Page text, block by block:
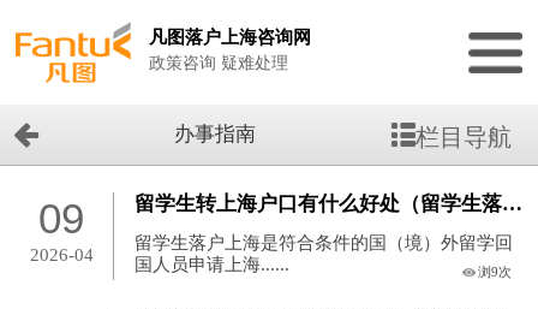
凡图落户上海咨询网
政策咨询 疑难处理
办事指南 栏目导航
09
2026-04
留学生转上海户口有什么好处（留学生落户的多重优势）
留学生落户上海是符合条件的国（境）外留学回
国人员申请上海......
浏9次